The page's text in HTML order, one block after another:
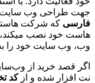
جهت طراحی وب سایت
فارسی که شرکت
هاست خود نصب
وب، وب سایت خود را
اگر قصد خرید از
نت افزار شده و ازکد